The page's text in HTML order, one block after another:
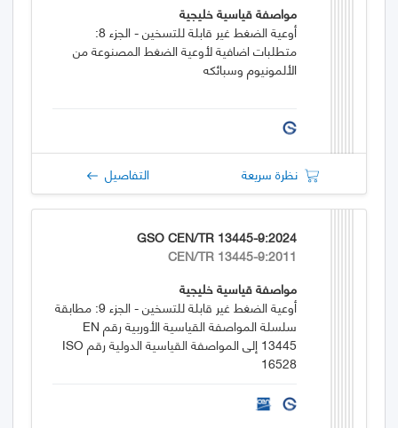
مواصفة قياسية خليجية
أوعية الضغط غير قابلة للتسخين - الجزء 8:
متطلبات اضافية لأوعية الضغط المصنوعة من
الألمونيوم وسبائكه
نظرة سريعة التفاصيل
GSO CEN/TR 13445-9:2024
CEN/TR 13445-9:2011
مواصفة قياسية خليجية
أوعية الضغط غير قابلة للتسخين - الجزء 9: مطابقة
سلسلة المواصفة القياسية الأوربية رقم EN
13445 إلى المواصفة القياسية الدولية رقم ISO
16528